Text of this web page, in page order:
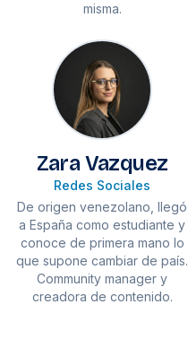
misma.
Zara Vazquez
Redes Sociales
De origen venezolano, llegó
a España como estudiante y
conoce de primera mano lo
que supone cambiar de país.
Community manager y
creadora de contenido.